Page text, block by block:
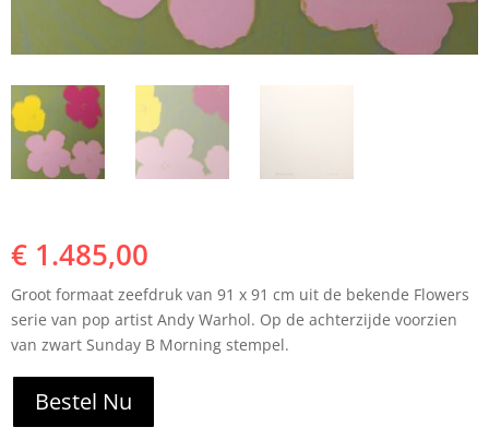
€ 1.485,00
Groot formaat zeefdruk van 91 x 91 cm uit de bekende Flowers
serie van pop artist Andy Warhol. Op de achterzijde voorzien
van zwart Sunday B Morning stempel.
Bestel Nu